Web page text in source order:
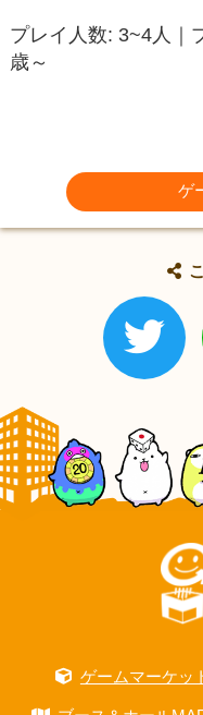
プレイ人数: 3~4人｜
歳～
ゲ
ゲームマーケッ